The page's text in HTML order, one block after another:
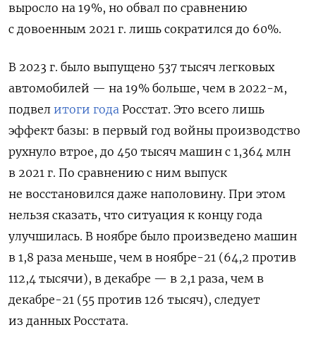
выросло на 19%, но обвал по сравнению
с довоенным 2021 г. лишь сократился до 60%.
В 2023 г. было выпущено 537 тысяч легковых
автомобилей — на 19% больше, чем в 2022-м,
подвел итоги года Росстат. Это всего лишь
эффект базы: в первый год войны производство
рухнуло втрое, до 450 тысяч машин с 1,364 млн
в 2021 г. По сравнению с ним выпуск
не восстановился даже наполовину. При этом
нельзя сказать, что ситуация к концу года
улучшилась. В ноябре было произведено машин
в 1,8 раза меньше, чем в ноябре-21 (64,2 против
112,4 тысячи), в декабре — в 2,1 раза, чем в
декабре-21 (55 против 126 тысяч), следует
из данных Росстата.